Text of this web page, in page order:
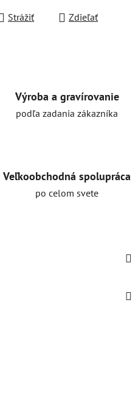
Strážiť Zdieľať
Výroba a gravírovanie
podľa zadania zákazníka
Veľkoobchodná spolupráca
po celom svete